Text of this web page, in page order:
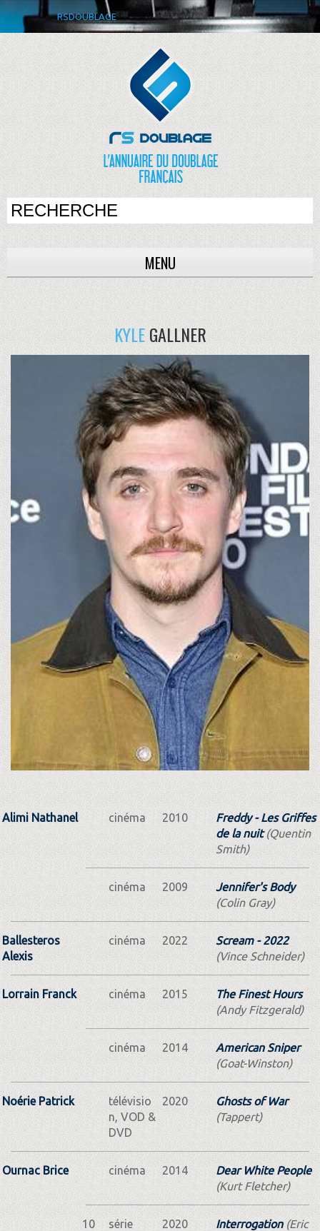
RSDOUBLAGE
MENU
KYLEGALLNER
Alimi Nathanel cinéma 2010
Freddy - Les Griffes
de la nuit(Quentin
Smith)
cinéma 2009
Jennifer's Body
(Colin Gray)
Ballesteros
Alexis
cinéma 2022
Scream - 2022
(Vince Schneider)
Lorrain Franck cinéma 2015
The Finest Hours
(Andy Fitzgerald)
cinéma 2014
American Sniper
(Goat-Winston)
Noérie Patrick
télévisio
n, VOD &
DVD
2020
Ghosts of War
(Tappert)
Ournac Brice cinéma 2014
Dear White People
(Kurt Fletcher)
10
série 2020 Interrogation(Eric